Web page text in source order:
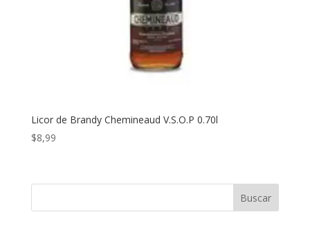
Licor de Brandy Chemineaud V.S.O.P 0.70l
$8,99
Buscar